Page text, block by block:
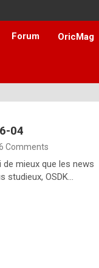
Forum OricMag
04
Comments
mieux que les news
studieux, OSDK…